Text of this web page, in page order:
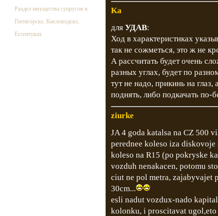
Раздел имущества супругов в
Пятигорске, Кисловодске,
Ессентуках
Ka
для УДАВ:
Ход в характеристиках
так не сожметься, это ж не
А рассчитать будет очень
разных углах, будет по
тут не надо, прикинь на
поднять, либо подкачать по-
ziurke
JA 4 goda katalsa na CZ 500
perednee koleso iza
koleso na R15 (po pokryske
vozduh nenakacen, potomu
ciut ne pol metra, zajabyvajet
30cm...
esli nadut vozdux-nado
kolonku, i proscitavat